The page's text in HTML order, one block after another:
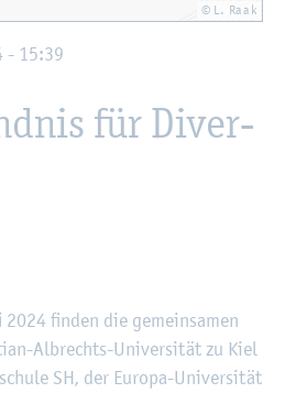
© L. Raak
- 15:39
für Di­ver­
2024 fin­den die ge­mein­sa­men
Al­brechts-Uni­ver­si­tät zu Kiel
SH, der Eu­ro­pa-Uni­ver­si­tät
©Fach­hoch­schu­le Kiel